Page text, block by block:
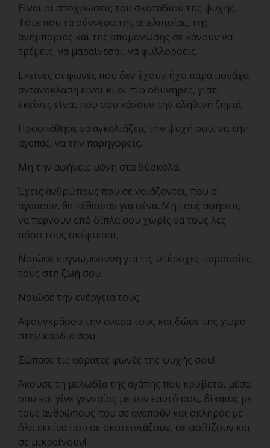
Είναι οι αποχρώσεις του σκοταδιού της ψυχής.
Τότε που τα σύννεφα της απελπισίας, της
ανημποριάς και της απομόνωσης σε κάνουν να
τρέμεις, να μαραίνεσαι, να φυλλοροείς.
Εκείνες οι φωνές που δεν έχουν ήχο παρά μονάχα
αντανάκλαση είναι κι οι πιο οδυνηρές, γιατί
εκείνες είναι που σου κάνουν την αληθινή ζημιά.
Προσπάθησε να αγκαλιάζεις την ψυχή σου, να την
αγαπάς, να την παρηγορείς.
Μη την αφήνεις μόνη στα δύσκολα.
Έχεις ανθρώπους που σε νοιάζονται, που σ’
αγαπούν, θα πέθαιναν για σένα. Μη τους αφήσεις
να περνούν από δίπλα σου χωρίς να τους λες
πόσο τους σκέφτεσαι.
Νοιώσε ευγνωμοσύνη για τις υπέροχες παρουσίες
τους στη ζωή σου.
Νοιώσε την ενέργεια τους.
Αφουγκράσου την ανάσα τους και δώσε της χώρο
στην καρδιά σου.
Σώπασε τις αόρατες φωνές της ψυχής σου!
Άκουσε τη μελωδία της αγάπης που κρύβεται μέσα
σου και γίνε γενναίος με τον εαυτό σου, δίκαιος με
τους ανθρώπους που σε αγαπούν και σκληρός με
όλα εκείνα που σε σκοτεινιάζουν, σε φοβίζουν και
σε μικραίνουν!